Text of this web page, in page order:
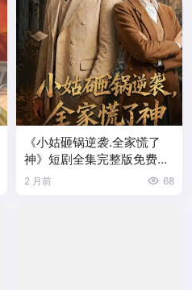
《小姑砸锅逆袭.全家慌了
神》短剧全集完整版免费观
看
2 月前 68